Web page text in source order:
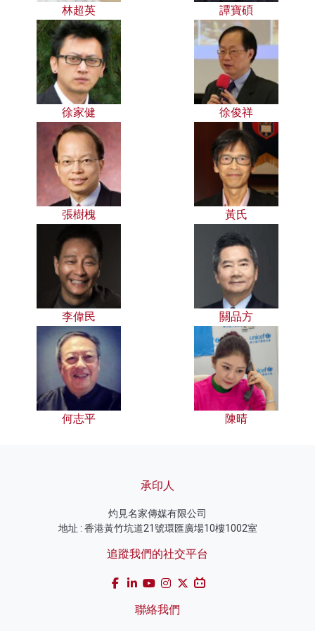
林超英 譚寶碩
徐家健 徐俊祥
張樹槐 黃氏
李偉民 關品方
何志平 陳晴
承印人
灼見名家傳媒有限公司
地址 : 香港黃竹坑道21號環匯廣場10樓1002室
追蹤我們的社交平台
聯絡我們